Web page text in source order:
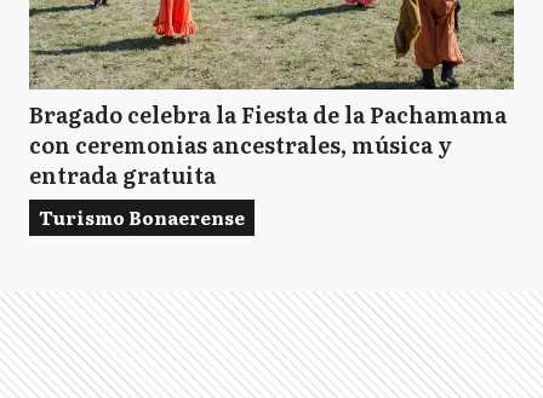
Bragado celebra la Fiesta de la Pachamama
con ceremonias ancestrales, música y
entrada gratuita
Turismo Bonaerense